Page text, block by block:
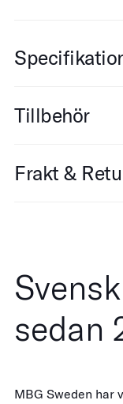
Tillbehör
Frakt &
sedan
MBG Sweden har